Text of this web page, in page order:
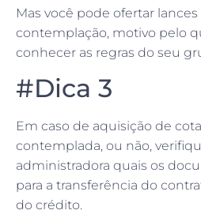
Mas você pode ofertar
contemplação, motivo pelo
conhecer as regras do seu
#Dica 3
Em caso de aquisição de
contemplada, ou não,
administradora quais os
para a transferência do
do crédito.